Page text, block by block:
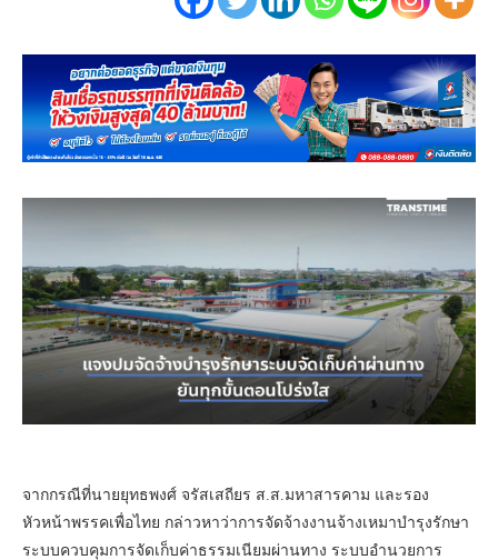
จากกรณีที่นายยุทธพงศ์ จรัสเสถียร ส.ส.มหาสารคาม และรอง
หัวหน้าพรรคเพื่อไทย กล่าวหาว่าการจัดจ้างงานจ้างเหมาบำรุงรักษา
ระบบควบคุมการจัดเก็บค่าธรรมเนียมผ่านทาง ระบบอำนวยการ